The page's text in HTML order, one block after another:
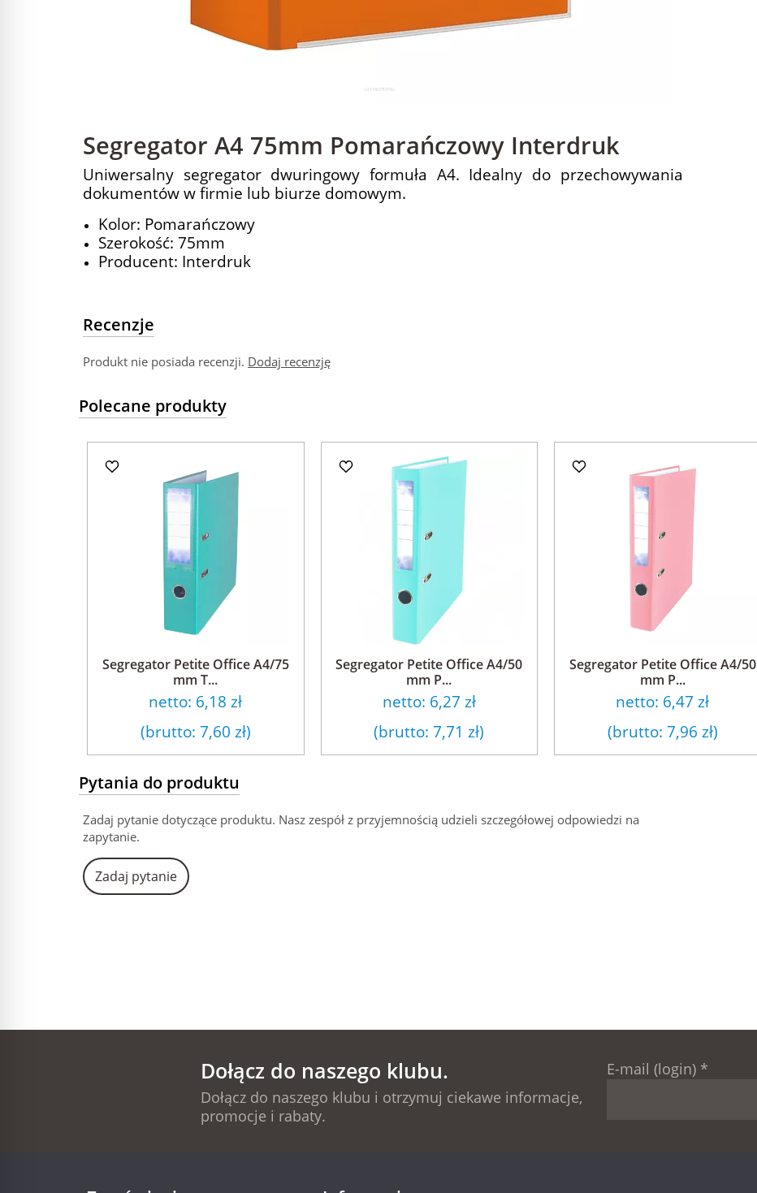
Segregator A4 75mm Pomarańczowy Interdruk
Uniwersalny segregator dwuringowy formuła A4. Idealny do przechowywania
dokumentów w firmie lub biurze domowym.
Kolor: Pomarańczowy
Szerokość: 75mm
Producent: Interdruk
Recenzje
Produkt nie posiada recenzji. Dodaj recenzję
Polecane produkty
Segregator Petite Office A4/75
mm T...
netto: 6,18 zł
(brutto: 7,60 zł)
Segregator Petite Office A4/50
mm P...
netto: 6,27 zł
(brutto:7,71 zł)
Segregator Petite Office A4/50
mm P...
netto: 6,47 zł
(brutto: 7,96 zł)
Pytania do produktu
Zadaj pytanie dotyczące produktu. Nasz zespół z przyjemnością udzieli szczegółowej odpowiedzi na
zapytanie.
Zadaj pytanie
Dołącz do naszego klubu.
Dołącz do naszego klubu i otrzymuj ciekawe informacje,
promocje i rabaty.
E-mail (login) *